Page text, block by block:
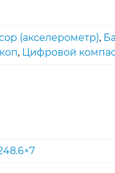
(акселерометр),
, Цифровой